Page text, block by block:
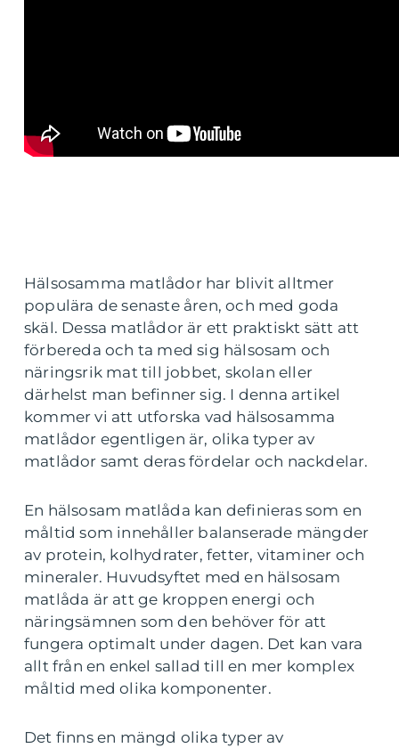
Hälsosamma matlådor har blivit alltmer
populära de senaste åren, och med goda
skäl. Dessa matlådor är ett praktiskt sätt att
förbereda och ta med sig hälsosam och
näringsrik mat till jobbet, skolan eller
därhelst man befinner sig. I denna artikel
kommer vi att utforska vad hälsosamma
matlådor egentligen är, olika typer av
matlådor samt deras fördelar och nackdelar.
En hälsosam matlåda kan definieras som en
måltid som innehåller balanserade mängder
av protein, kolhydrater, fetter, vitaminer och
mineraler. Huvudsyftet med en hälsosam
matlåda är att ge kroppen energi och
näringsämnen som den behöver för att
fungera optimalt under dagen. Det kan vara
allt från en enkel sallad till en mer komplex
måltid med olika komponenter.
Det finns en mängd olika typer av